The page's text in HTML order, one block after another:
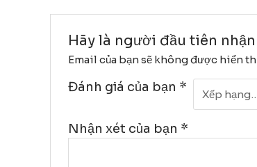
Hãy là người đầu tiên
Email của bạn sẽ không được hiển
Đánh giá của bạn *
Nhận xét của bạn *